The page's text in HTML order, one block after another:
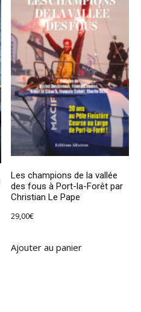
Les champions de la vallée
des fous à Port-la-Forêt par
Christian Le Pape
29,00€
Ajouter au panier